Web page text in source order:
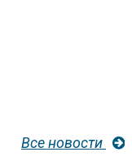
Все новости